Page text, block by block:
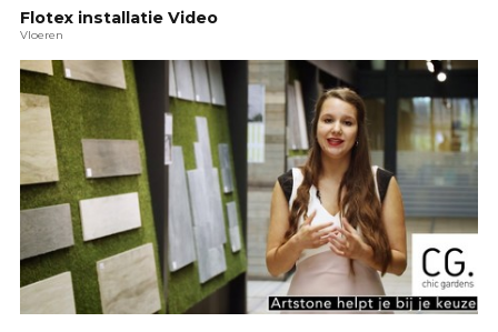
Flotex installatie Video
Vloeren